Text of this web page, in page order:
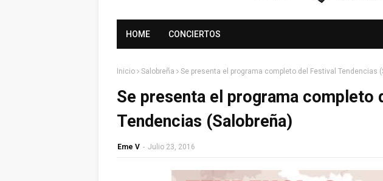
HOME CONCIERTOS
Inicio Salobreña Se presenta el programa completo del Festival Tendencias
Se presenta el programa completo
Tendencias (Salobreña)
Eme V - Julio 23, 2016